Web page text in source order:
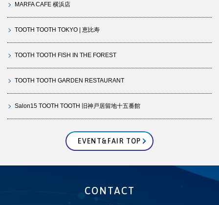
MARFA CAFE 横浜店
TOOTH TOOTH TOKYO | 恵比寿
TOOTH TOOTH FISH IN THE FOREST
TOOTH TOOTH GARDEN RESTAURANT
Salon15 TOOTH TOOTH 旧神戸居留地十五番館
EVENT&FAIR TOP
CONTACT